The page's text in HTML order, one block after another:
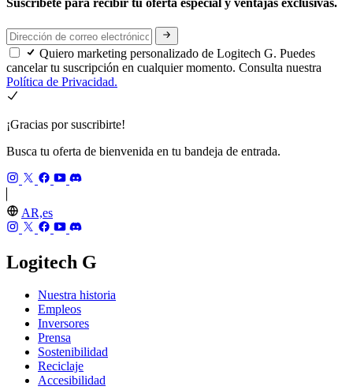
Suscríbete para recibir tu oferta especial y ventajas exclusivas.
Quiero marketing personalizado de Logitech G. Puedes
cancelar tu suscripción en cualquier momento. Consulta nuestra
Política de Privacidad.
¡Gracias por suscribirte!
Busca tu oferta de bienvenida en tu bandeja de entrada.
AR,es
Logitech G
Nuestra historia
Empleos
Inversores
Prensa
Sostenibilidad
Reciclaje
Accesibilidad